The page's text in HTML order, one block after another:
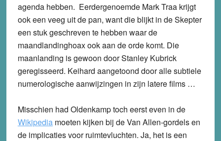
agenda hebben. Eerdergenoemde Mark Traa krijgt
ook een veeg uit de pan, want die blijkt in de Skepter
een stuk geschreven te hebben waar de
maandlandinghoax ook aan de orde komt. Die
maanlanding is gewoon door Stanley Kubrick
geregisseerd. Keihard aangetoond door alle subtiele
numerologische aanwijzingen in zijn latere films …
Misschien had Oldenkamp toch eerst even in de
Wikipediamoeten kijken bij de Van Allen-gordels en
de implicaties voor ruimtevluchten. Ja, het is een